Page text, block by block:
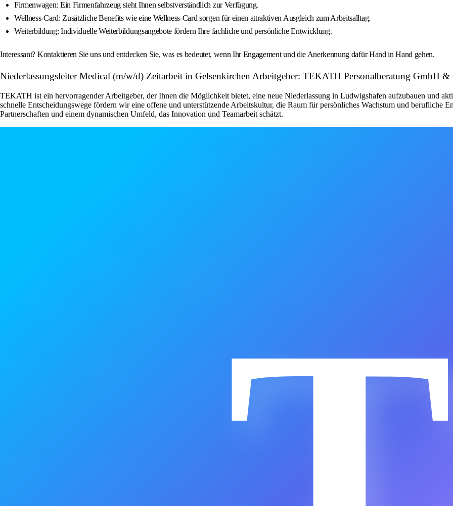
Firmenwagen: Ein Firmenfahrzeug steht Ihnen selbstverständlich zur Verfügung.
Wellness-Card: Zusätzliche Benefits wie eine Wellness-Card sorgen für einen attraktiven Ausgleich zum Arbeitsalltag.
Weiterbildung: Individuelle Weiterbildungsangebote fördern Ihre fachliche und persönliche Entwicklung.
Interessant? Kontaktieren Sie uns und entdecken Sie, was es bedeutet, wenn Ihr Engagement und die Anerkennung dafür Hand in Hand gehen.
Niederlassungsleiter Medical (m/w/d) Zeitarbeit in Gelsenkirchen Arbeitgeber: TEKATH Personalberatung GmbH
TEKATH ist ein hervorragender Arbeitgeber, der Ihnen die Möglichkeit bietet, eine neue Niederlassung in Ludwigshafen aufzubauen und
schnelle Entscheidungswege fördern wir eine offene und unterstützende Arbeitskultur, die Raum für persönliches Wachstum und berufliche
Partnerschaften und einem dynamischen Umfeld, das Innovation und Teamarbeit schätzt.